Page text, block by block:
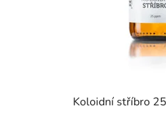
Koloidní stříbro